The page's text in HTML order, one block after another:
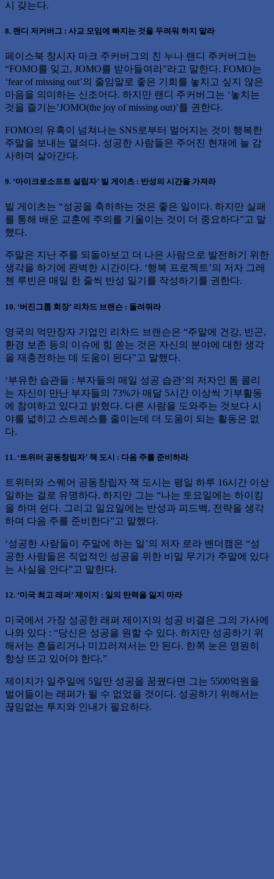
시 갖는다.
8. 랜디 저커버그 : 사교 모임에 빠지는 것을 두려워 하지 말라
페이스북 창시자 마크 주커버그의 친 누나 랜디 주커버그는
“FOMO를 잊고, JOMO를 받아들여라”라고 말한다. FOMO는
‘fear of missing out’의 줄임말로 좋은 기회를 놓치고 싶지 않은
마음을 의미하는 신조어다. 하지만 랜디 주커버그는 ‘놓치는
것을 즐기는’JOMO(the joy of missing out)’를 권한다.
FOMO의 유혹이 넘쳐나는 SNS로부터 멀어지는 것이 행복한
주말을 보내는 열쇠다. 성공한 사람들은 주어진 현재에 늘 감
사하며 살아간다.
9. ‘마이크로소프트 설립자’ 빌 게이츠 : 반성의 시간을 가져라
빌 게이츠는 “성공을 축하하는 것은 좋은 일이다. 하지만 실패
를 통해 배운 교훈에 주의를 기울이는 것이 더 중요하다”고 말
했다.
주말은 지난 주를 되돌아보고 더 나은 사람으로 발전하기 위한
생각을 하기에 완벽한 시간이다. ‘행복 프로젝트’의 저자 그레
첸 루빈은 매일 한 줄씩 반성 일기를 작성하기를 권한다.
10. ‘버진그룹 회장’ 리차드 브랜슨 : 돌려줘라
영국의 억만장자 기업인 리차드 브랜슨은 “주말에 건강, 빈곤,
환경 보존 등의 이슈에 힘 쏟는 것은 자신의 분야에 대한 생각
을 재충전하는 데 도움이 된다”고 말했다.
‘부유한 습관들 : 부자들의 매일 성공 습관’의 저자인 톰 콜리
는 자신이 만난 부자들의 73%가 매달 5시간 이상씩 기부활동
에 참여하고 있다고 밝혔다. 다른 사람을 도와주는 것보다 시
야를 넓히고 스트레스를 줄이는데 더 도움이 되는 활동은 없
다.
11. ‘트위터 공동창립자’ 잭 도시 : 다음 주를 준비하라
트위터와 스퀘어 공동창립자 잭 도시는 평일 하루 16시간 이상
일하는 걸로 유명하다. 하지만 그는 “나는 토요일에는 하이킹
을 하며 쉰다. 그리고 일요일에는 반성과 피드백, 전략을 생각
하며 다음 주를 준비한다”고 말했다.
‘성공한 사람들이 주말에 하는 일’의 저자 로라 밴더캠은 “성
공한 사람들은 직업적인 성공을 위한 비밀 무기가 주말에 있다
는 사실을 안다”고 말한다.
12. ‘미국 최고 래퍼’ 제이지 : 일의 탄력을 잃지 마라
미국에서 가장 성공한 래퍼 제이지의 성공 비결은 그의 가사에
나와 있다 : “당신은 성공을 원할 수 있다. 하지만 성공하기 위
해서는 흔들리거나 미끄러져서는 안 된다. 한쪽 눈은 영원히
항상 뜨고 있어야 한다.”
제이지가 일주일에 5일만 성공을 꿈꿨다면 그는 5500억원을
벌어들이는 래퍼가 될 수 없었을 것이다. 성공하기 위해서는
끊임없는 투지와 인내가 필요하다.